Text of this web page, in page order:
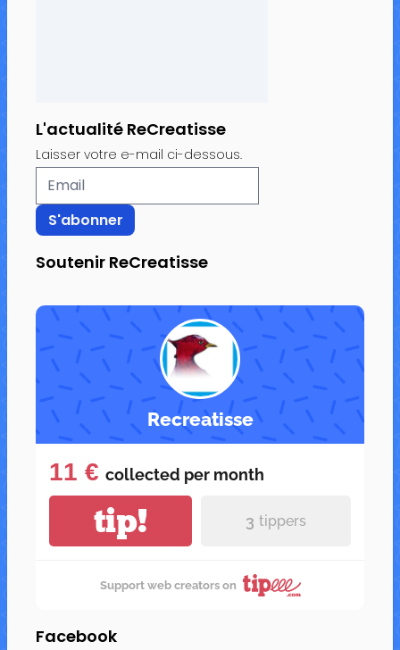
L'actualité ReCreatisse
Laisser votre e-mail ci-dessous.
Soutenir ReCreatisse
Recreatisse
11 € collected per month
tip! 3 tippers
Support web creators on
Facebook